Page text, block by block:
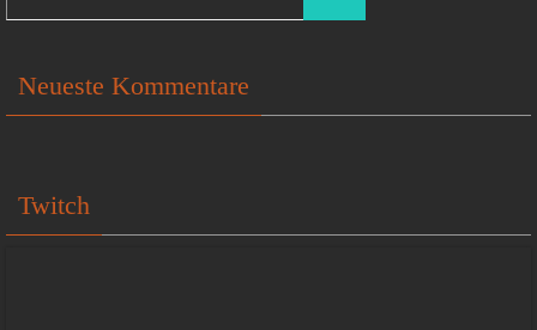
Neueste Kommentare
Twitch